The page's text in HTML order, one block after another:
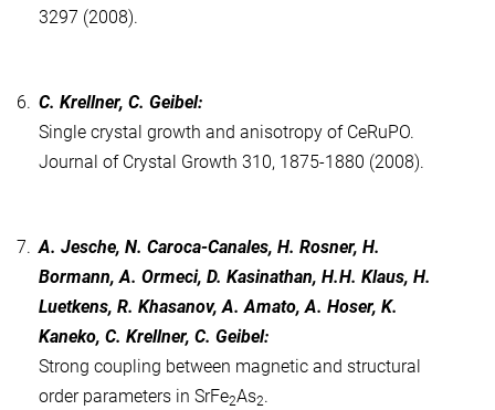
3297 (2008).
6. C. Krellner, C. Geibel:
Single crystal growth and anisotropy of CeRuPO.
Journal of Crystal Growth 310, 1875-1880 (2008).
7. A. Jesche, N. Caroca-Canales, H. Rosner, H.
Bormann, A. Ormeci, D. Kasinathan, H.H. Klaus, H.
Luetkens, R. Khasanov, A. Amato, A. Hoser, K.
Kaneko, C. Krellner, C. Geibel:
Strong coupling between magnetic and structural
order parameters in SrFe2As2.